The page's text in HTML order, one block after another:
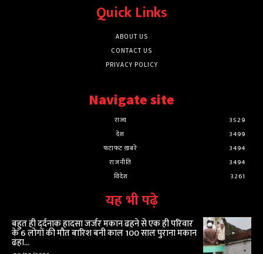
Quick Links
ABOUT US
CONTACT US
PRIVACY POLICY
Navigate site
राज्य
3529
देश
3499
फटाफट ख़बरें
3494
राजनीति
3494
विदेश
3261
यह भी पढ़े
बहुत ही दर्दनाक हादसा जर्जर मकान ढहने से एक ही परिवार
के 6 लोगों की मौत बारिश बनी काल 100 साल पुराना मकान
ढहा...